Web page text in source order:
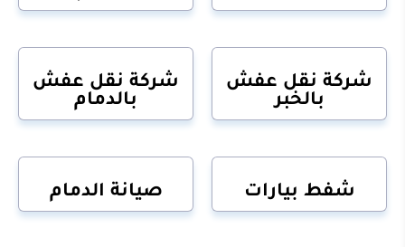
شركة نقل عفش
بالخبر
شركة نقل عفش
بالدمام
شفط بيارات صيانة الدمام